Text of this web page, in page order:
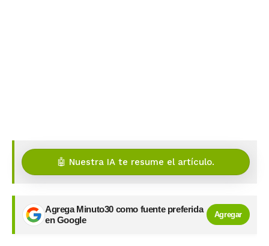
🤖 Nuestra IA te resume el artículo.
Agrega Minuto30 como fuente preferida
en Google
Agregar